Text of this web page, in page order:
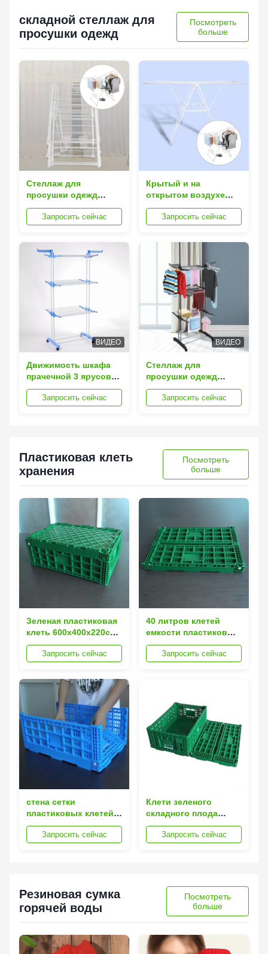
складной стеллаж для
просушки одежд
Посмотреть
больше
Стеллаж для
просушки одежд
отделяемой
нержавеющей стали
Запросить сейчас
Крытый и на
открытом воздухе
складной стеллаж для
просушки одежд со
сплава
Запросить сейчас
ВИДЕО
Движимость шкафа
прачечной 3 ярусов
складная с колесами
и крюками
Запросить сейчас
ВИДЕО
Стеллаж для
просушки одежд
мебели пола шкафа
ботинка складной
Запросить сейчас
Пластиковая клеть
хранения
Посмотреть
больше
Зеленая пластиковая
клеть 600x400x220cm
хранения для овоща
плодаЗапросить сейчас
40 литров клетей
емкости пластиковых
складных с ручками
отверстия
Запросить сейчас
стена сетки
пластиковых клетей
40L складная для
оборачиваемости и
Запросить сейчас
Клети зеленого
складного плода
пластиковые
портативные для
Запросить сейчас
Резиновая сумка
горячей воды
Посмотреть
больше